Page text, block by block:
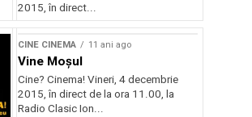
2015, în direct...
CINE CINEMA 11 ani ago
Vine Moșul
Cine? Cinema! Vineri, 4 decembrie
2015, în direct de la ora 11.00, la
Radio Clasic Ion...